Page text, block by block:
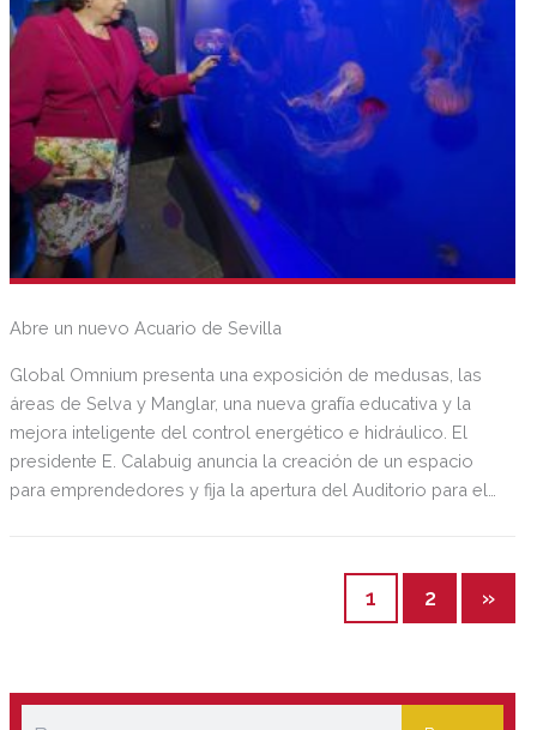
Abre un nuevo Acuario de Sevilla
Global Omnium presenta una exposición de medusas, las
áreas de Selva y Manglar, una nueva grafía educativa y la
mejora inteligente del control energético e hidráulico. El
presidente E. Calabuig anuncia la creación de un espacio
para emprendedores y fija la apertura del Auditorio para el
1 2 »